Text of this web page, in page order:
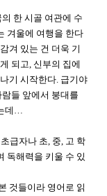
한 시골 여관에 수
겨울에 여행을 한다
겨 있는 건 더욱 기
되고, 신부의 집에
기 시작한다. 급기야
들 앞에서 붕대를
데…
급자나 초, 중, 고 학
독해력을 키울 수 있
것들이라 영어로 읽